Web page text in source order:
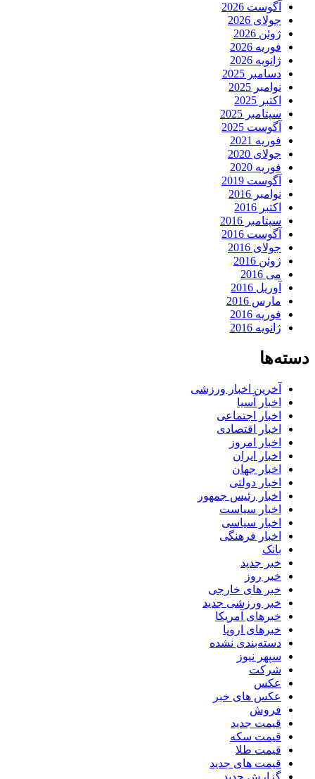
آگوست 2026
جولای 2026
ژوئن 2026
فوریه 2026
ژانویه 2026
دسامبر 2025
نوامبر 2025
اکتبر 2025
سپتامبر 2025
آگوست 2025
فوریه 2021
جولای 2020
فوریه 2020
آگوست 2019
نوامبر 2016
اکتبر 2016
سپتامبر 2016
آگوست 2016
جولای 2016
ژوئن 2016
می 2016
آوریل 2016
مارس 2016
فوریه 2016
ژانویه 2016
دسته‌ها
آخرین اخبار ورزشی
اخبار آسیا
اخبار اجتماعی
اخبار اقتصادی
اخبار امروز
اخبار ایران
اخبار جهان
اخبار دولتی
اخبار رئیس جمهور
اخبار سیاست
اخبار سیاسی
اخبار فرهنگی
بانک
خبر جدید
خبر روز
خبر های خارجی
خبر ورزشی جدید
خبرهای آمریکا
خبرهای اروپا
دسته‌بندی نشده
سپهر نیوز
شرکت
عکس
عکس های خبر
فروش
قیمت جدید
قیمت سکه
قیمت طلا
قیمت های جدید